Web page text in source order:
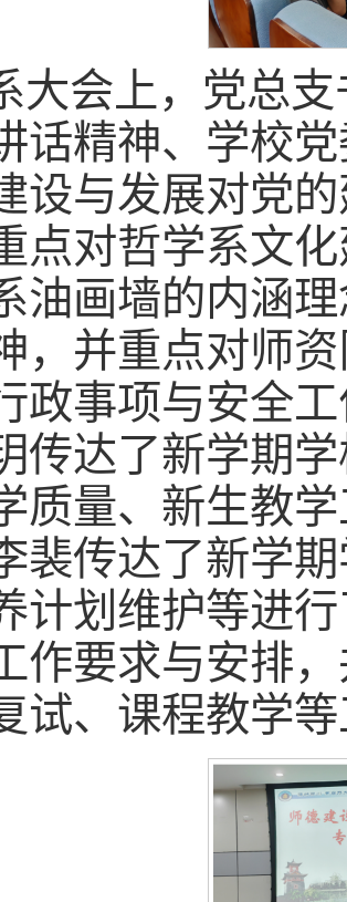
大会上，党总
话精神、学校
设与发展对党
点对哲学系文
油画墙的内涵
，并重点对师
政事项与安全
传达了新学期
质量、新生教
裴传达了新学
计划维护等进
作要求与安排
试、课程教学